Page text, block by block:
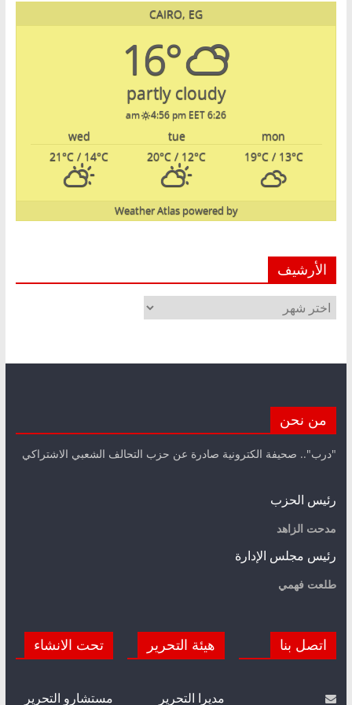
CAIRO, EG
16°
partly cloudy
6:26 am
4:56 pm EET
mon
tue
wed
19°C/ 13°C
20°C / 12°C
21°C / 14°C
powered by
Weather Atlas
الأرشيف
الأرشيف
من نحن
"درب".. صحيفة الكترونية صادرة عن حزب التحالف الشعبي الاشتراكي
رئيس الحزب
مدحت الزاهد
رئيس مجلس الإدارة
طلعت فهمي
اتصل بنا هيئة التحرير
مديرا التحرير
تحت الانشاء
مستشارو التحرير